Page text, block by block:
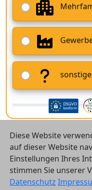
© 2026
Diese Website
auf dieser Website
Einstellungen Ihres
stimmen Sie unserer
Datenschutz